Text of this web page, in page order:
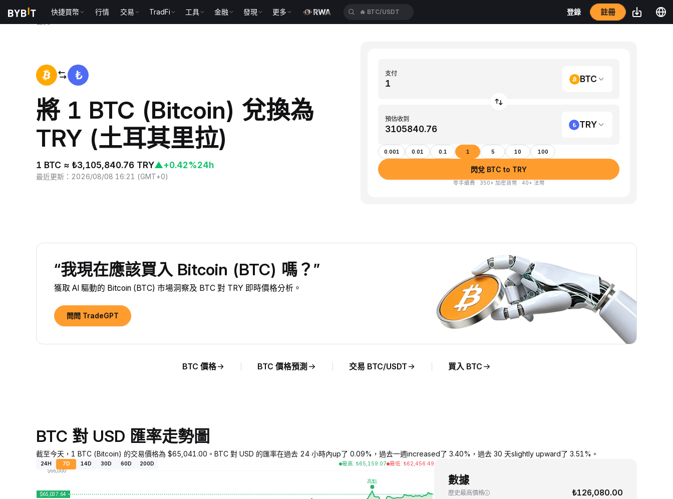
快捷買幣 行情 交易 TradFi 工具 金融 發現 更多 🔥 BTC/USDT 登錄 註冊
將 1 BTC (Bitcoin) 兌換為
TRY (土耳其里拉)
1 BTC ≈ ₺3,105,840.76 TRY▲+0.42%24h
最近更新 ： 2026/08/08 16:21 (GMT+0)
支付
BTC
預估收到
TRY
0.001 0.01 0.1 1 5 10 100
閃兌 BTC to TRY
零手續費 · 350+ 加密貨幣 · 40+ 法幣
“我現在應該買入 Bitcoin (BTC) 嗎？”
獲取 AI 驅動的 Bitcoin (BTC) 市場洞察及 BTC 對 TRY 即時價格分析。
問問 TradeGPT
BTC 價格 BTC 價格預測 交易 BTC/USDT 買入 BTC
BTC 對 USD 匯率走勢圖
截至今天，1 BTC (Bitcoin) 的交易價格為 $65,041.00。BTC 對 USD 的匯率在過去 24 小時內up了 0.09%，過去一週increased了 3.40%，過去 30 天slightly upward了 3.51%。
24H 7D 14D 30D 60D 200D 最高: ₺65,159.07 最低: ₺62,456.49
數據
歷史最高價格 ₺126,080.00